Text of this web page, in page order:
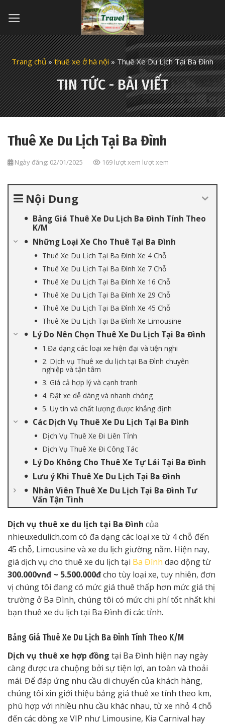
Trang chủ»thuê xe ở hà nội»Thuê Xe Du Lịch Tại Ba Đình
TIN TỨC - BÀI VIẾT
Thuê Xe Du Lịch Tại Ba Đình
Ngày đăng: 02/01/2025 169 lượt xem lượt xem
Nội Dung
Bảng Giá Thuê Xe Du Lịch Ba Đình Tính Theo
K/M
Những Loại Xe Cho Thuê Tại Ba Đình
Thuê Xe Du Lịch Tại Ba Đình Xe 4 Chỗ
Thuê Xe Du Lịch Tại Ba Đình Xe 7 Chỗ
Thuê Xe Du Lịch Tại Ba Đình Xe 16 Chỗ
Thuê Xe Du Lịch Tại Ba Đình Xe 29 Chỗ
Thuê Xe Du Lịch Tại Ba Đình Xe 45 Chỗ
Thuê Xe Du Lịch Tại Ba Đình Xe Limousine
Lý Do Nên Chọn Thuê Xe Du Lịch Tại Ba Đình
1.Đa dạng các loại xe hiện đại và tiện nghi
2. Dịch vụ Thuê xe du lịch tại Ba Đình chuyên
nghiệp và tận tâm
3. Giá cả hợp lý và cạnh tranh
4. Đặt xe dễ dàng và nhanh chóng
5. Uy tín và chất lượng được khẳng định
Các Dịch Vụ Thuê Xe Du Lịch Tại Ba Đình
Dịch Vụ Thuê Xe Đi Liên Tỉnh
Dịch Vụ Thuê Xe Đi Công Tác
Lý Do Không Cho Thuê Xe Tự Lái Tại Ba Đình
Lưu ý Khi Thuê Xe Du Lịch Tại Ba Đình
Nhân Viên Thuê Xe Du Lịch Tại Ba Đình Tư
Vấn Tận Tình
Dịch vụ thuê xe du lịch tại Ba Đình của
nhieuxedulich.com có đa dạng các loại xe từ 4 chỗ đến
45 chỗ, Limousine và xe du lịch giường nằm. Hiện nay,
giá dịch vụ cho thuê xe du lịch tại Ba Đình dao dộng từ
300.000vnđ ~ 5.500.000đcho tùy loại xe, tuy nhiên, đơn
vị chúng tôi đang có mức giá thuê thấp hơn mức giá thị
trường ở Ba Đình, chúng tôi có mức chi phí tốt nhất khi
bạn thuê xe du lịch tại Ba Đình đi các tỉnh.
Bảng Giá Thuê Xe Du Lịch Ba Đình Tính Theo K/M
Dịch vụ thuê xe hợp đồng tại Ba Đình hiện nay ngày
càng được ưa chuộng bởi sự tiện lợi, an toàn và thoải
mái. Để đáp ứng nhu cầu di chuyển của khách hàng,
chúng tôi xin giới thiệu bảng giá thuê xe tính theo km,
phù hợp với nhiều nhu cầu khác nhau, từ xe nhỏ 4 chỗ
đến các dòng xe VIP như Limousine, Kia Carnival hay